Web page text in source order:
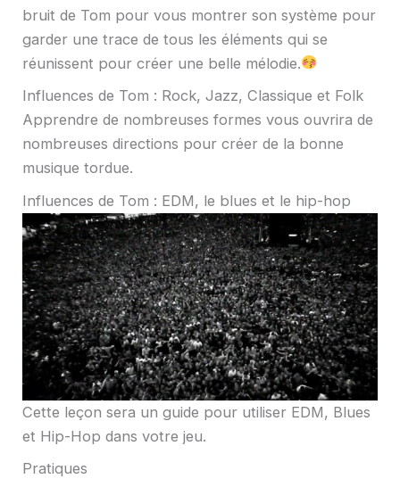
bruit de Tom pour vous montrer son système pour
garder une trace de tous les éléments qui se
réunissent pour créer une belle mélodie.
Influences de Tom : Rock, Jazz, Classique et Folk
Apprendre de nombreuses formes vous ouvrira de
nombreuses directions pour créer de la bonne
musique tordue.
Influences de Tom : EDM, le blues et le hip-hop
Cette leçon sera un guide pour utiliser EDM, Blues
et Hip-Hop dans votre jeu.
Pratiques